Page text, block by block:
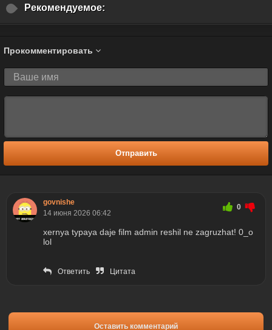
Рекомендуемое:
Прокомментировать
Отправить
govnishe
14 июня 2026 06:42
0
xernya typaya daje film admin reshil ne zagruzhat! 0_o
lol
Ответить Цитата
Оставить комментарий